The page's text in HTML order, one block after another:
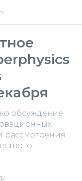
обсуждение
рассмотрения